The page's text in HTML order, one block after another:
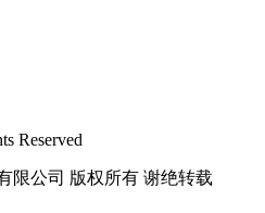
Reserved
限公司 版权所有 谢绝转载